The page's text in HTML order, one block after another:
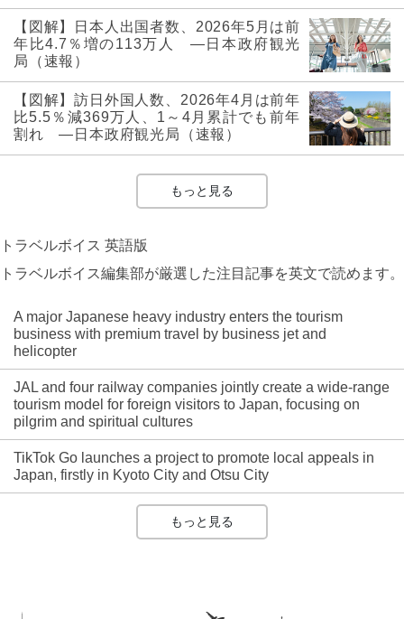
【図解】日本人出国者数、2026年5月は前
年比4.7％増の113万人 ―日本政府観光
局（速報）
【図解】訪日外国人数、2026年4月は前年
比5.5％減369万人、1～4月累計でも前年
割れ ―日本政府観光局（速報）
もっと見る
トラベルボイス 英語版
トラベルボイス編集部が厳選した注目記事を英文で読めます。
A major Japanese heavy industry enters the tourism
business with premium travel by business jet and
helicopter
JAL and four railway companies jointly create a wide-range
tourism model for foreign visitors to Japan, focusing on
pilgrim and spiritual cultures
TikTok Go launches a project to promote local appeals in
Japan, firstly in Kyoto City and Otsu City
もっと見る